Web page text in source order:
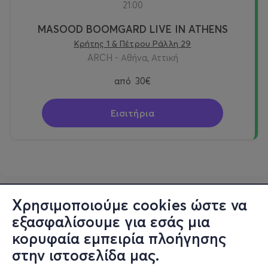
Χρησιμοποιούμε cookies ώστε να
εξασφαλίσουμε για εσάς μια
κορυφαία εμπειρία πλοήγησης
στην ιστοσελίδα μας.
21:00
MASOOD BOOMGARD LIVE IN ATHENS
Κρήτης 1 & Πέτρου Ράλλη 29
ARCH - Αθήνα, Αττική
από 30€
Εισιτήρια